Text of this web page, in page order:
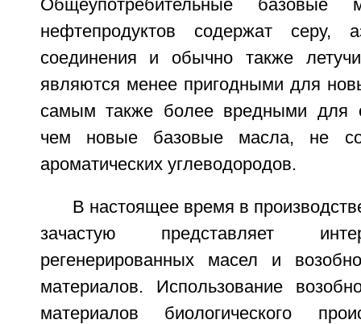
Общеупотребительные
нефтепродуктов содержат серу,
соединения и обычно также
являются менее пригодными для
самым также более вредными для
чем новые базовые масла, не
ароматических углеводородов.
В настоящее время в
зачастую представляет
регенерированных масел и
материалов. Использование
материалов биологического